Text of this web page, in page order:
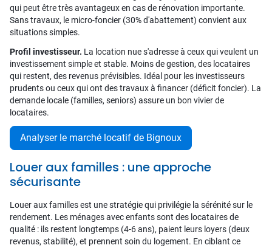
qui peut être très avantageux en cas de rénovation importante.
Sans travaux, le micro-foncier (30% d'abattement) convient aux
situations simples.
Profil investisseur. La location nue s'adresse à ceux qui veulent un
investissement simple et stable. Moins de gestion, des locataires
qui restent, des revenus prévisibles. Idéal pour les investisseurs
prudents ou ceux qui ont des travaux à financer (déficit foncier). La
demande locale (familles, seniors) assure un bon vivier de
locataires.
Analyser le marché locatif de Bignoux
Louer aux familles : une approche
sécurisante
Louer aux familles est une stratégie qui privilégie la sérénité sur le
rendement. Les ménages avec enfants sont des locataires de
qualité : ils restent longtemps (4-6 ans), paient leurs loyers (deux
revenus, stabilité), et prennent soin du logement. En ciblant ce